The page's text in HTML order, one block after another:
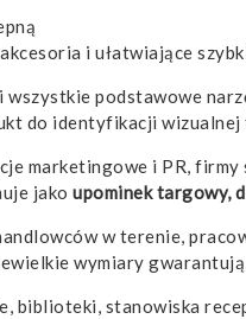
i ułatwiające
podstawowe
do identyfikacji
marketingowe i PR,
jako upominek targowy,
w terenie,
wymiary
biblioteki, stanowiska